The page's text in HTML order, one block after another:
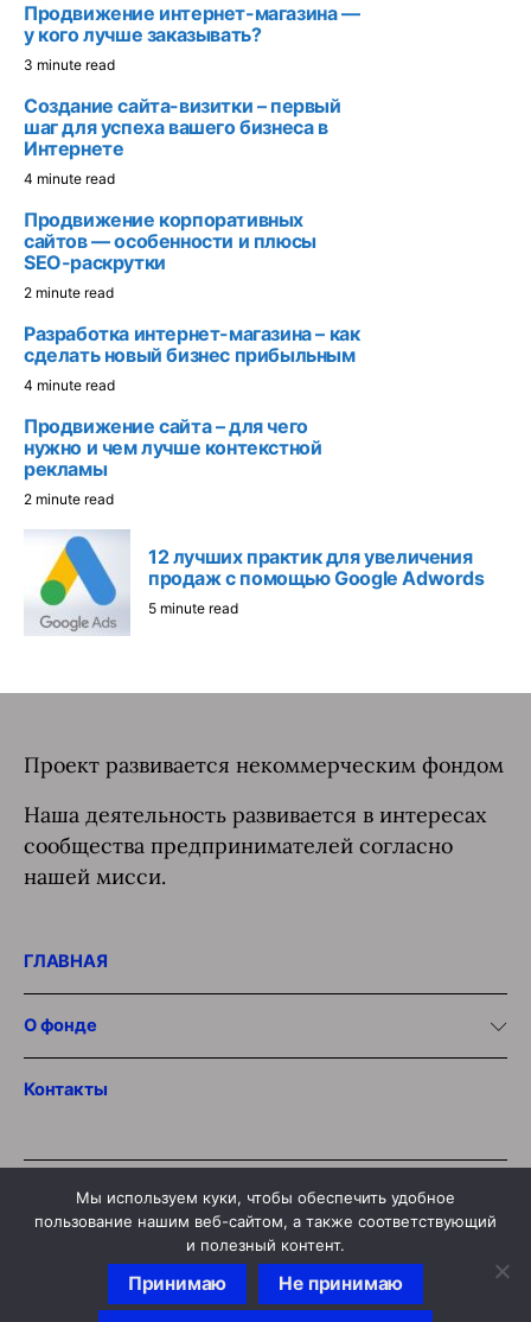
Продвижение интернет-магазина —
у кого лучше заказывать?
3 minute read
Создание сайта-визитки – первый
шаг для успеха вашего бизнеса в
Интернете
4 minute read
Продвижение корпоративных
сайтов — особенности и плюсы
SEO-раскрутки
2 minute read
Разработка интернет-магазина – как
сделать новый бизнес прибыльным
4 minute read
Продвижение сайта – для чего
нужно и чем лучше контекстной
рекламы
2 minute read
12 лучших практик для увеличения
продаж с помощью Google Adwords
5 minute read
Проект развивается некоммерческим фондом
Наша деятельность развивается в интересах
сообщества предпринимателей согласно
нашей мисси.
ГЛАВНАЯ
О фонде
Контакты
© 2020 «LHS” Foundation
Политика конфиденциальности.
Мы используем куки, чтобы обеспечить удобное
пользование нашим веб-сайтом, а также соответствующий
и полезный контент.
Принимаю Не принимаю